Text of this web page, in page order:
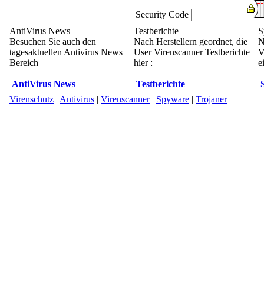
Security Code
AntiVirus News
Besuchen Sie auch den
tagesaktuellen Antivirus News
Bereich
AntiVirus News
Testberichte
Nach Herstellern geordnet, die
User Virenscanner Testberichte
hier :
Testberichte
Virenschutz | Antivirus | Virenscanner| Spyware | Trojaner